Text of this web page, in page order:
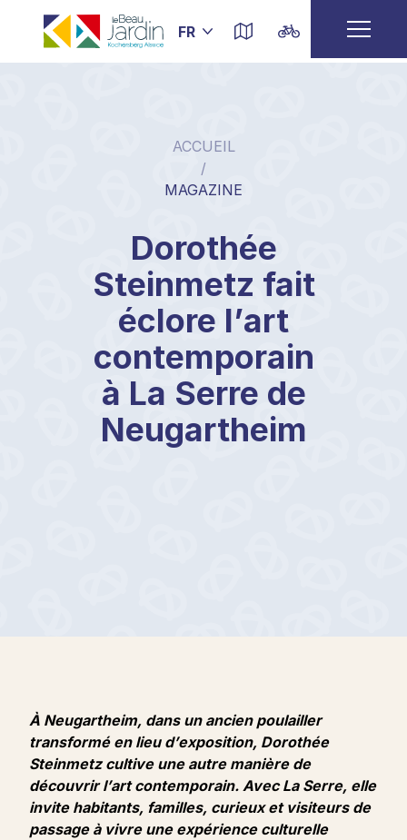
ACCUEIL
/
MAGAZINE
Dorothée
Steinmetz fait
éclore l’art
contemporain
à La Serre de
Neugartheim
À Neugartheim, dans un ancien poulailler
transformé en lieu d’exposition, Dorothée
Steinmetz cultive une autre manière de
découvrir l’art contemporain. Avec La Serre, elle
invite habitants, familles, curieux et visiteurs de
passage à vivre une expérience culturelle